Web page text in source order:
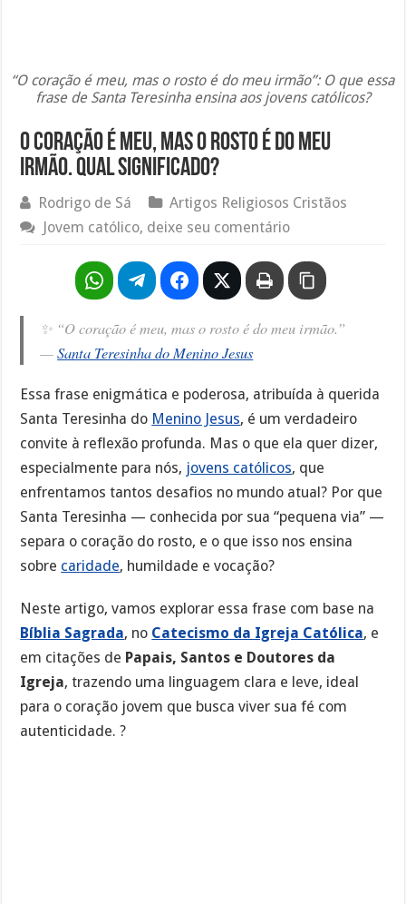
“O coração é meu, mas o rosto é do meu irmão”: O que essa
frase de Santa Teresinha ensina aos jovens católicos?
O coração é meu, mas o rosto é do meu
irmão. Qual significado?
Rodrigo de Sá
Artigos Religiosos Cristãos
Jovem católico, deixe seu comentário
✨ “O coração é meu, mas o rosto é do meu irmão.”
—Santa Teresinha do Menino Jesus
Essa frase enigmática e poderosa, atribuída à querida
Santa Teresinha do Menino Jesus, é um verdadeiro
convite à reflexão profunda. Mas o que ela quer dizer,
especialmente para nós, jovens católicos, que
enfrentamos tantos desafios no mundo atual? Por que
Santa Teresinha — conhecida por sua “pequena via” —
separa o coração do rosto, e o que isso nos ensina
sobre caridade, humildade e vocação?
Neste artigo, vamos explorar essa frase com base na
Bíblia Sagrada, no Catecismo da Igreja Católica, e
em citações de Papais, Santos e Doutores da
Igreja, trazendo uma linguagem clara e leve, ideal
para o coração jovem que busca viver sua fé com
autenticidade. ?